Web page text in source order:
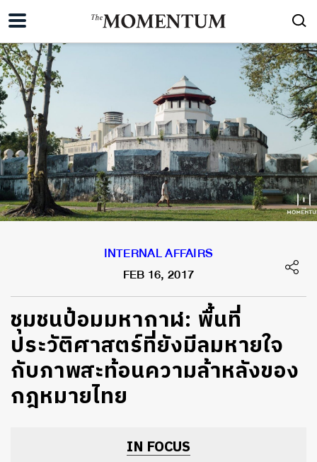
INTERNAL AFFAIRS
FEB 16, 2017
ชุมชนป้อมมหากาฬ: พื้นที่
ประวัติศาสตร์ที่ยังมีลมหายใจ
กับภาพสะท้อนความล้าหลังของ
กฎหมายไทย
IN FOCUS